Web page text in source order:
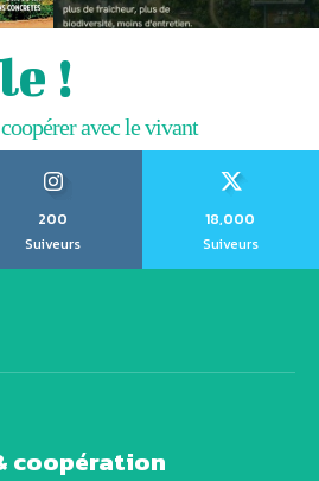
!
avec le vivant
200
Suiveurs
18,000
Suiveurs
coopération